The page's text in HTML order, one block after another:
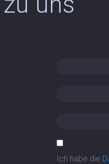
Ich habe die